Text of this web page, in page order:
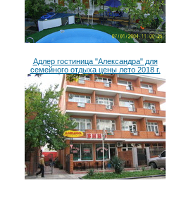
Адлер гостиница "Александра" для
семейного отдыха цены лето 2018 г.